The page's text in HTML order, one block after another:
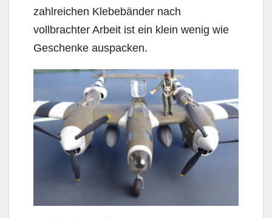
zahlreichen Klebebänder nach
vollbrachter Arbeit ist ein klein wenig wie
Geschenke auspacken.